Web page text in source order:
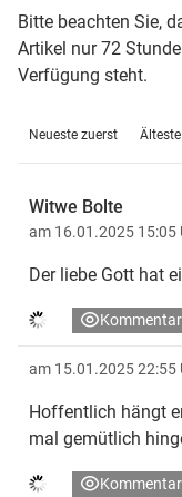
Bitte beachten Sie,
Artikel nur 72
Verfügung steht.
Neueste zuerst
Witwe Bolte
am 16.01.2025 15:05
Der liebe Gott hat
am 15.01.2025 22:55
Hoffentlich hängt
mal gemütlich